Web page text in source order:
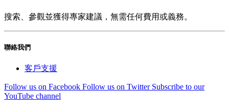
搜索、參觀並獲得專家建議，無需任何費用或義務。
聯絡我們
客戶支援
Follow us on Facebook Follow us on Twitter Subscribe to our
YouTube channel